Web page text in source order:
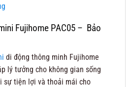
Fujihome PAC05 – Bảo
di động thông minh Fujihome
lý tưởng cho không gian sống
sự tiện lợi và thoải mái cho